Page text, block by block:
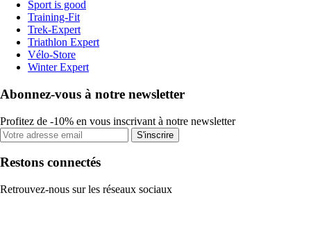
Sport is good
Training-Fit
Trek-Expert
Triathlon Expert
Vélo-Store
Winter Expert
Abonnez-vous à notre newsletter
Profitez de -10% en vous inscrivant à notre newsletter
S'inscrire
Restons connectés
Retrouvez-nous sur les réseaux sociaux